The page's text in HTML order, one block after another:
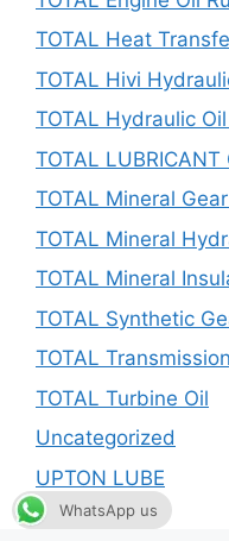
TOTAL Heat
TOTAL Hivi
TOTAL Hydraulic
TOTAL LUBRICANT
TOTAL Mineral
TOTAL Mineral
TOTAL Mineral
TOTAL Synthetic
TOTAL
TOTAL Turbine Oil
Uncategorized
UPTON LUBE
WhatsApp us